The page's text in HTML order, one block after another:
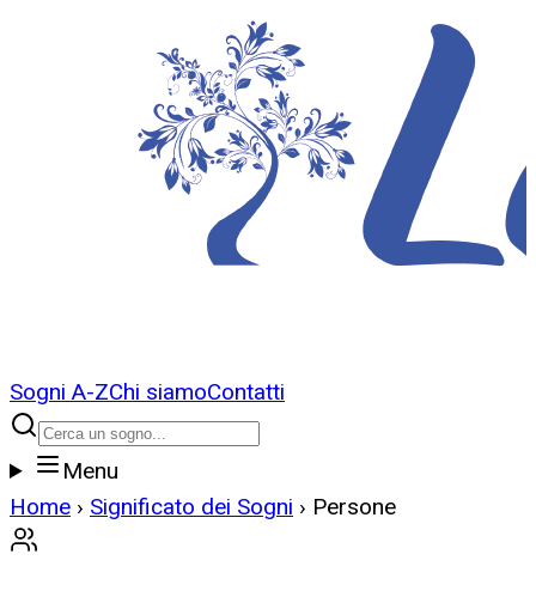
Sogni A-ZChi siamoContatti
Menu
Home › Significato dei Sogni › Persone